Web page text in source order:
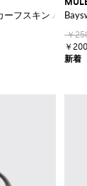
ーフスキン ハンド
￥
￥